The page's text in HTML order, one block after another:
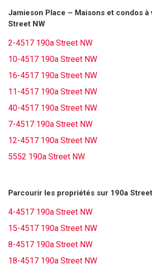
Jamieson Place – Maisons et condos à
Street NW
2-4517 190a Street NW
10-4517 190a Street NW
16-4517 190a Street NW
11-4517 190a Street NW
40-4517 190a Street NW
7-4517 190a Street NW
12-4517 190a Street NW
5552 190a Street NW
Parcourir les propriétés sur 190a
4-4517 190a Street NW
15-4517 190a Street NW
8-4517 190a Street NW
18-4517 190a Street NW